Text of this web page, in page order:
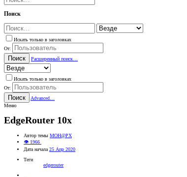
Поиск
Искать только в заголовках
От:
Поиск Расширенный поиск…
Искать только в заголовках
От:
Поиск
Advanced…
Меню
EdgeRouter 10x
Автор темы MOH@PX
👁 1966
Дата начала 25 Апр 2020
Теги
edgerouter